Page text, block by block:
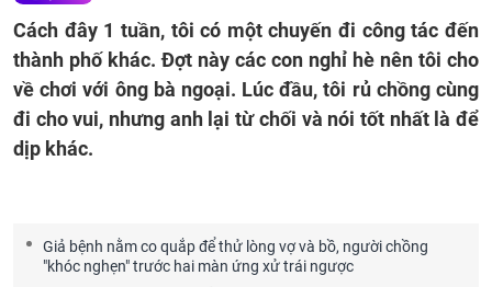
Cách đây 1 tuần, tôi có một chuyến đi công tác đến
thành phố khác. Đợt này các con nghỉ hè nên tôi cho
về chơi với ông bà ngoại. Lúc đầu, tôi rủ chồng cùng
đi cho vui, nhưng anh lại từ chối và nói tốt nhất là để
dịp khác.
Giả bệnh nằm co quắp để thử lòng vợ và bồ, người chồng
"khóc nghẹn" trước hai màn ứng xử trái ngược